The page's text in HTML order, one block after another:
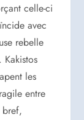
celle-ci
avec
rebelle
les
entre
bref,